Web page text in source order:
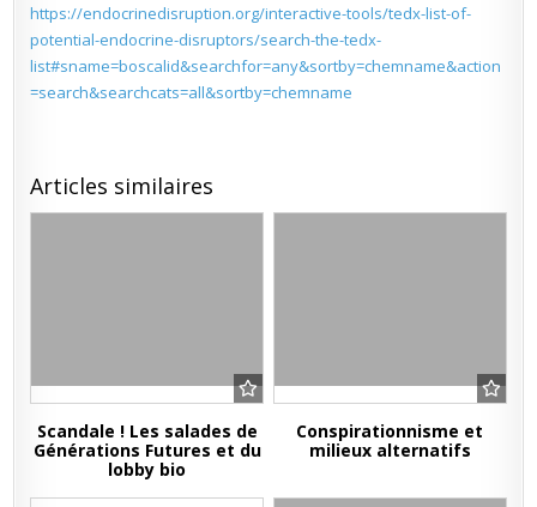
https://endocrinedisruption.org/interactive-tools/tedx-list-of-
potential-endocrine-disruptors/search-the-tedx-
list#sname=boscalid&searchfor=any&sortby=chemname&action
=search&searchcats=all&sortby=chemname
Articles similaires
Scandale ! Les salades de
Générations Futures et du
lobby bio
Conspirationnisme et
milieux alternatifs